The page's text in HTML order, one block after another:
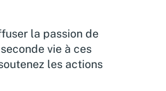
la passion de
vie à ces
les actions